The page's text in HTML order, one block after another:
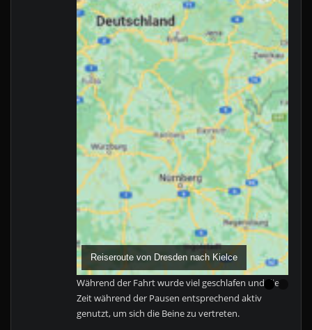
Reiseroute von Dresden nach Kielce
Während der Fahrt wurde viel geschlafen und die
Zeit während der Pausen entsprechend aktiv
genutzt, um sich die Beine zu vertreten.